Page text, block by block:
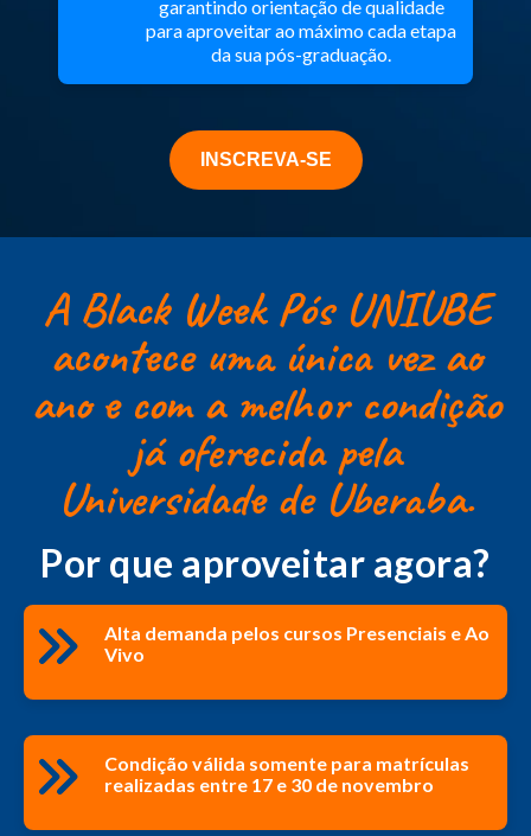
garantindo orientação de qualidade
para aproveitar ao máximo cada etapa
da sua pós-graduação.
INSCREVA-SE
A Black Week Pós UNIUBE
acontece uma única vez ao
ano e com a melhor condição
já oferecida pela
Universidade de Uberaba.
Por que aproveitar agora?
Alta demanda pelos cursos Presenciais e Ao
Vivo
Condição válida somente para matrículas
realizadas entre 17 e 30 de novembro